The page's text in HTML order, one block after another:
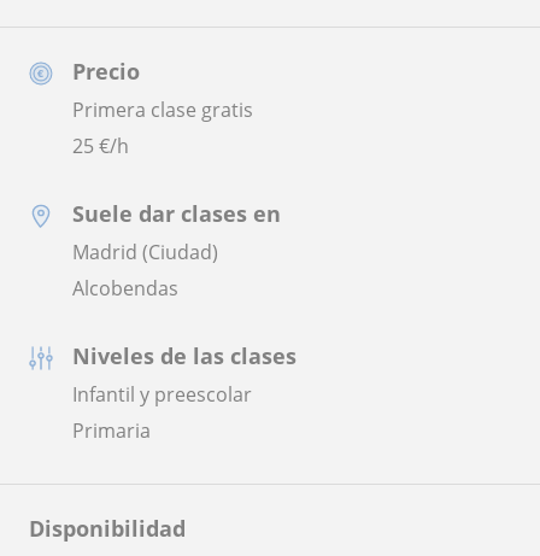
Precio
Primera clase gratis
25€/h
Suele dar clases en
Madrid (Ciudad)
Alcobendas
Niveles de las clases
Infantil y preescolar
Primaria
Disponibilidad